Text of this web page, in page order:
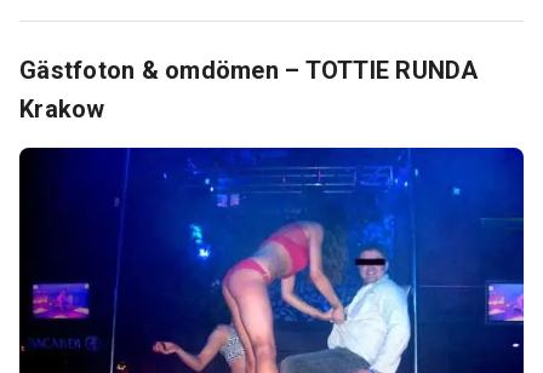
Gästfoton & omdömen – TOTTIE RUNDA
Krakow